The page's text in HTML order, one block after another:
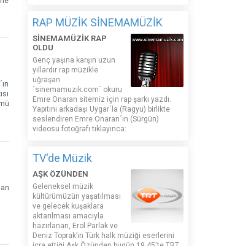
RAP MÜZİK SİNEMAMÜZİK
SİNEMAMÜZİK RAP
OLDU
Genç yaşına karşın uzun
yıllardır rap müzikle
uğraşan
´sinemamuzik.com´ okuru
Emre Onaran sitemiz için rap şarkı yazdı.
Yapıtını arkadaşı Uygar´la (Ragyu) birlikte
seslendiren Emre Onaran´ın (Sürgün)
videosu fotoğrafı tıklayınca:
TV'de Müzik
AŞK ÖZÜNDEN
Geleneksel müzik
kültürümüzün yaşatılması
ve gelecek kuşaklara
aktarılması amacıyla
hazırlanan, Erol Parlak ve
Deniz Toprak’ın Türk halk müziği eserlerini